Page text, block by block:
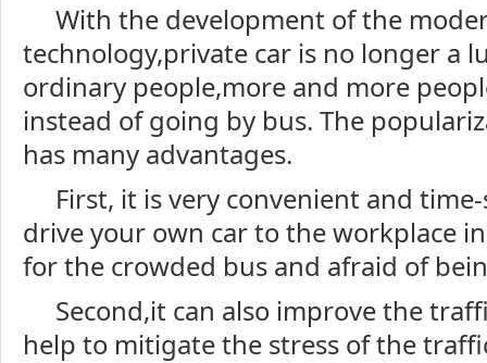
With the development of the
technology,private car is no longer a
ordinary people,more and more
instead of going by bus. The
has many advantages.
First, it is very convenient and
drive your own car to the workplace
for the crowded bus and afraid of
Second,it can also improve the
help to mitigate the stress of the